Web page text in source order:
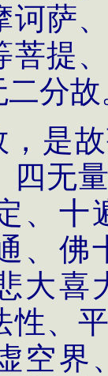
诃萨
菩提
二分故
，是
四无
、十
、佛
大喜
性、
空界